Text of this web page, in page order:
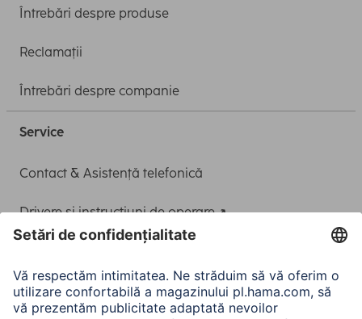
Întrebări despre produse
Reclamații
Întrebări despre companie
Service
Contact & Asistență telefonică
Drivere și instrucțiuni de operare
A.N.P.C.